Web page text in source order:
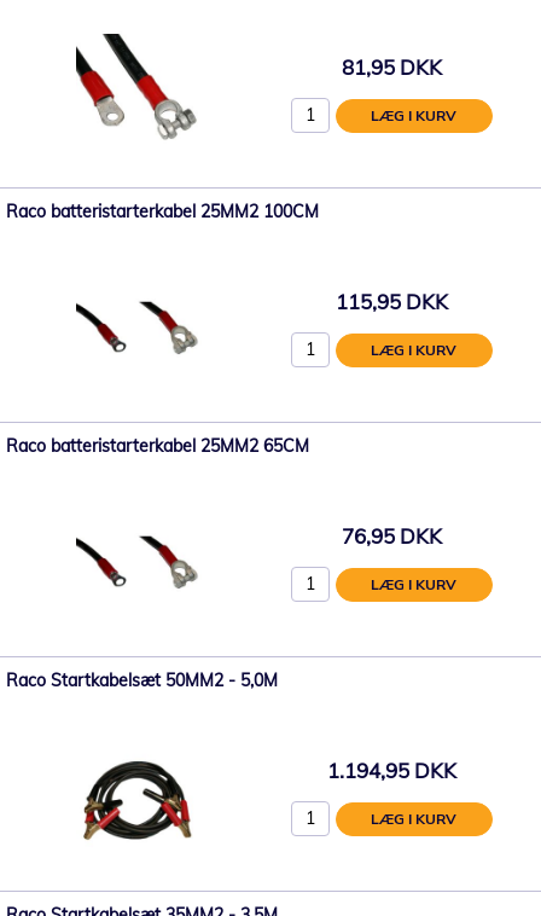
81,95 DKK
LÆG I KURV
Raco batteristarterkabel 25MM2 100CM
115,95 DKK
LÆG I KURV
Raco batteristarterkabel 25MM2 65CM
76,95 DKK
LÆG I KURV
Raco Startkabelsæt 50MM2 - 5,0M
1.194,95 DKK
LÆG I KURV